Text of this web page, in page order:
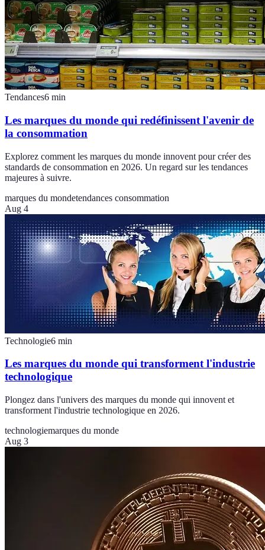
Tendances6 min
Les marques du monde qui redéfinissent l'avenir de
la consommation
Explorez comment les marques du monde innovent pour créer des
standards de consommation en 2026. Un regard sur les tendances
majeures à suivre.
marques du mondetendances consommation
Aug 4
Technologie6 min
Les marques du monde qui transforment l'industrie
technologique
Plongez dans l'univers des marques du monde qui innovent et
transforment l'industrie technologique en 2026.
technologiemarques du monde
Aug 3